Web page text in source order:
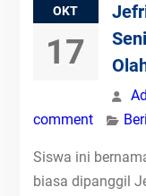
OKT
17
comment
Siswa ini
biasa dipanggil